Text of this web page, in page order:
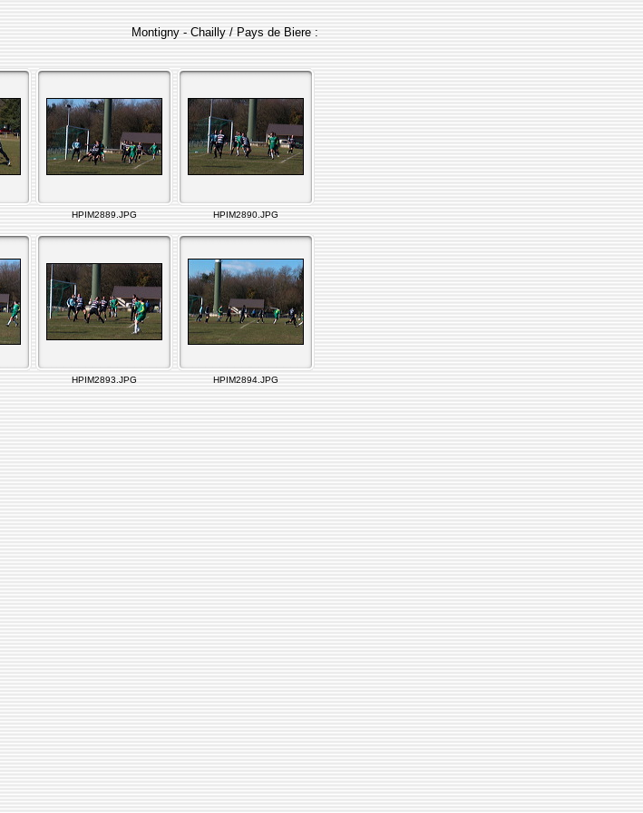
Montigny - Chailly / Pays de Biere :
HPIM2889.JPG HPIM2890.JPG
HPIM2893.JPG HPIM2894.JPG